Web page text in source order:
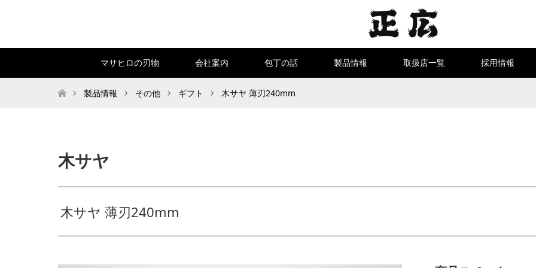
マサヒロの刃物 会社案内 包丁の話 製品情報 取扱店一覧 採用情報
トップページ
製品情報 その他 ギフト 木サヤ 薄刃240mm
木サヤ
木サヤ 薄刃240mm